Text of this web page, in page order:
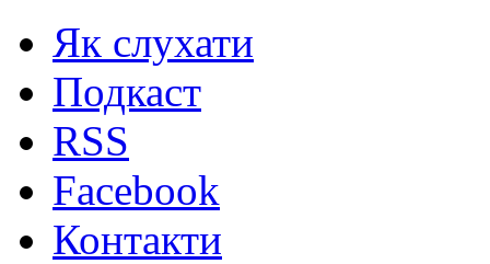
Як слухати
Подкаст
RSS
Facebook
Контакти